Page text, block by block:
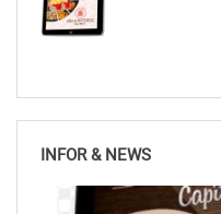
INFOR & NEWS